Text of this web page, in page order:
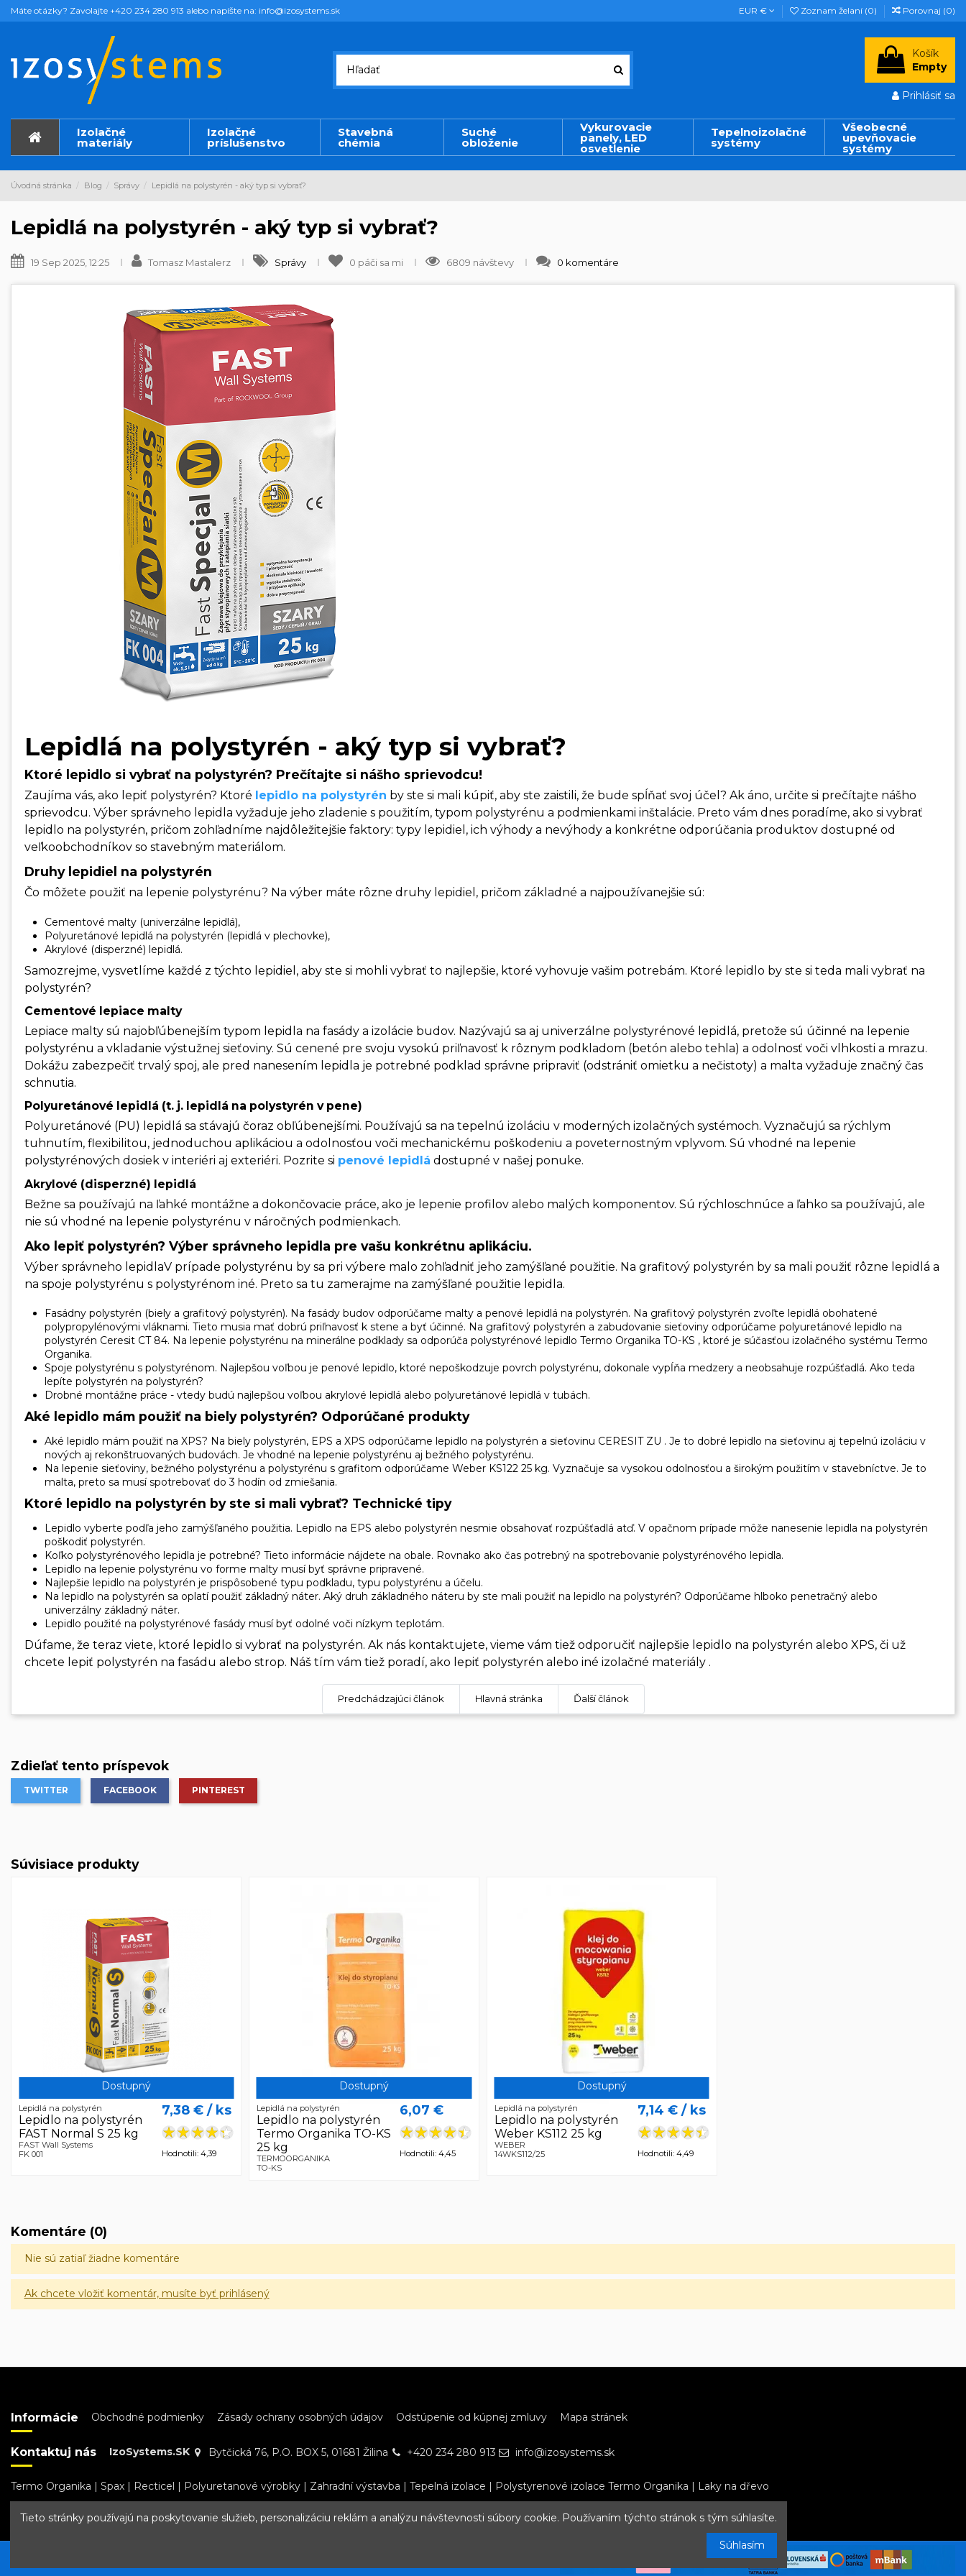
Máte otázky? Zavolajte +420 234 280 913 alebo napíšte na: info@izosystems.sk EUR € Zoznam želaní (0) Porovnaj (0)
Košík
Empty
Prihlásiť sa
Izolačné
materiály
Izolačné
príslušenstvo
Stavebná
chémia
Suché
obloženie
Vykurovacie
panely, LED
osvetlenie
Tepelnoizolačné
systémy
Všeobecné
upevňovacie
systémy
Úvodná stránka Blog Správy Lepidlá na polystyrén - aký typ si vybrať?
Lepidlá na polystyrén - aký typ si vybrať?
19 Sep 2025, 12:25 Tomasz Mastalerz Správy 0 páči sa mi 6809 návštevy 0 komentáre
Lepidlá na polystyrén - aký typ si vybrať?
Ktoré lepidlo si vybrať na polystyrén? Prečítajte si nášho sprievodcu!
Zaujíma vás, ako lepiť polystyrén? Ktoré lepidlo na polystyrén by ste si mali kúpiť, aby ste zaistili, že bude spĺňať svoj účel? Ak áno, určite si prečítajte nášho
sprievodcu. Výber správneho lepidla vyžaduje jeho zladenie s použitím, typom polystyrénu a podmienkami inštalácie. Preto vám dnes poradíme, ako si vybrať
lepidlo na polystyrén, pričom zohľadníme najdôležitejšie faktory: typy lepidiel, ich výhody a nevýhody a konkrétne odporúčania produktov dostupné od
veľkoobchodníkov so stavebným materiálom.
Druhy lepidiel na polystyrén
Čo môžete použiť na lepenie polystyrénu? Na výber máte rôzne druhy lepidiel, pričom základné a najpoužívanejšie sú:
Cementové malty (univerzálne lepidlá),
Polyuretánové lepidlá na polystyrén (lepidlá v plechovke),
Akrylové (disperzné) lepidlá.
Samozrejme, vysvetlíme každé z týchto lepidiel, aby ste si mohli vybrať to najlepšie, ktoré vyhovuje vašim potrebám. Ktoré lepidlo by ste si teda mali vybrať na
polystyrén?
Cementové lepiace malty
Lepiace malty sú najobľúbenejším typom lepidla na fasády a izolácie budov. Nazývajú sa aj univerzálne polystyrénové lepidlá, pretože sú účinné na lepenie
polystyrénu a vkladanie výstužnej sieťoviny. Sú cenené pre svoju vysokú priľnavosť k rôznym podkladom (betón alebo tehla) a odolnosť voči vlhkosti a mrazu.
Dokážu zabezpečiť trvalý spoj, ale pred nanesením lepidla je potrebné podklad správne pripraviť (odstrániť omietku a nečistoty) a malta vyžaduje značný čas
schnutia.
Polyuretánové lepidlá (t. j. lepidlá na polystyrén v pene)
Polyuretánové (PU) lepidlá sa stávajú čoraz obľúbenejšími. Používajú sa na tepelnú izoláciu v moderných izolačných systémoch. Vyznačujú sa rýchlym
tuhnutím, flexibilitou, jednoduchou aplikáciou a odolnosťou voči mechanickému poškodeniu a poveternostným vplyvom. Sú vhodné na lepenie
polystyrénových dosiek v interiéri aj exteriéri. Pozrite si penové lepidlá dostupné v našej ponuke.
Akrylové (disperzné) lepidlá
Bežne sa používajú na ľahké montážne a dokončovacie práce, ako je lepenie profilov alebo malých komponentov. Sú rýchloschnúce a ľahko sa používajú, ale
nie sú vhodné na lepenie polystyrénu v náročných podmienkach.
Ako lepiť polystyrén? Výber správneho lepidla pre vašu konkrétnu aplikáciu.
Výber správneho lepidlaV prípade polystyrénu by sa pri výbere malo zohľadniť jeho zamýšľané použitie. Na grafitový polystyrén by sa mali použiť rôzne lepidlá a
na spoje polystyrénu s polystyrénom iné. Preto sa tu zamerajme na zamýšľané použitie lepidla.
Fasádny polystyrén (biely a grafitový polystyrén). Na fasády budov odporúčame malty a penové lepidlá na polystyrén. Na grafitový polystyrén zvoľte lepidlá obohatené
polypropylénovými vláknami. Tieto musia mať dobrú priľnavosť k stene a byť účinné. Na grafitový polystyrén a zabudovanie sieťoviny odporúčame polyuretánové lepidlo na
polystyrén Ceresit CT 84. Na lepenie polystyrénu na minerálne podklady sa odporúča polystyrénové lepidlo Termo Organika TO-KS , ktoré je súčasťou izolačného systému Termo
Organika.
Spoje polystyrénu s polystyrénom. Najlepšou voľbou je penové lepidlo, ktoré nepoškodzuje povrch polystyrénu, dokonale vypĺňa medzery a neobsahuje rozpúšťadlá. Ako teda
lepíte polystyrén na polystyrén?
Drobné montážne práce - vtedy budú najlepšou voľbou akrylové lepidlá alebo polyuretánové lepidlá v tubách.
Aké lepidlo mám použiť na biely polystyrén? Odporúčané produkty
Aké lepidlo mám použiť na XPS? Na biely polystyrén, EPS a XPS odporúčame lepidlo na polystyrén a sieťovinu CERESIT ZU . Je to dobré lepidlo na sieťovinu aj tepelnú izoláciu v
nových aj rekonštruovaných budovách. Je vhodné na lepenie polystyrénu aj bežného polystyrénu.
Na lepenie sieťoviny, bežného polystyrénu a polystyrénu s grafitom odporúčame Weber KS12225 kg. Vyznačuje sa vysokou odolnosťou a širokým použitím v stavebníctve. Je to
malta, preto sa musí spotrebovať do 3 hodín od zmiešania.
Ktoré lepidlo na polystyrén by ste si mali vybrať? Technické tipy
Lepidlo vyberte podľa jeho zamýšľaného použitia. Lepidlo na EPS alebo polystyrén nesmie obsahovať rozpúšťadlá atď. V opačnom prípade môže nanesenie lepidla na polystyrén
poškodiť polystyrén.
Koľko polystyrénového lepidla je potrebné? Tieto informácie nájdete na obale. Rovnako ako čas potrebný na spotrebovanie polystyrénového lepidla.
Lepidlo na lepenie polystyrénu vo forme malty musí byť správne pripravené.
Najlepšie lepidlo na polystyrén je prispôsobené typu podkladu, typu polystyrénu a účelu.
Na lepidlo na polystyrén sa oplatí použiť základný náter. Aký druh základného náteru by ste mali použiť na lepidlo na polystyrén? Odporúčame hlboko penetračný alebo
univerzálny základný náter.
Lepidlo použité na polystyrénové fasády musí byť odolné voči nízkym teplotám.
Dúfame, že teraz viete, ktoré lepidlo si vybrať na polystyrén. Ak nás kontaktujete, vieme vám tiež odporučiť najlepšie lepidlo na polystyrén alebo XPS, či už
chcete lepiť polystyrén na fasádu alebo strop. Náš tím vám tiež poradí, ako lepiť polystyrén alebo iné izolačné materiály.
Predchádzajúci článok Hlavná stránka Ďalší článok
Zdieľať tento príspevok
TWITTER FACEBOOK PINTEREST
Súvisiace produkty
Dostupný
Lepidlá na polystyrén
Lepidlo na polystyrén
FAST Normal S 25 kg
FAST Wall Systems
FK 001
7,38 € / ks
Hodnotili: 4,39
Dostupný
Lepidlá na polystyrén
Lepidlo na polystyrén
Termo Organika TO-KS
25 kg
TERMOORGANIKA
TO-KS
6,07 €
Hodnotili: 4,45
Dostupný
Lepidlá na polystyrén
Lepidlo na polystyrén
Weber KS112 25 kg
WEBER
14WKS112/25
7,14 €/ ks
Hodnotili: 4,49
Komentáre (0)
Nie sú zatiaľ žiadne komentáre
Ak chcete vložiť komentár, musíte byť prihlásený
Informácie Obchodné podmienky Zásady ochrany osobných údajov Odstúpenie od kúpnej zmluvy Mapa stránek
Kontaktuj nás IzoSystems.SK Bytčická 76, P.O. BOX 5, 01681 Žilina +420 234 280 913 info@izosystems.sk
Termo Organika Spax Recticel Polyuretanové výrobky Zahradní výstavba Tepelná izolace Polystyrenové izolace Termo Organika Laky na dřevo
Tieto stránky používajú na poskytovanie služieb, personalizáciu reklám a analýzu návštevnosti súbory cookie. Používaním týchto stránok s tým súhlasíte.
Súhlasím